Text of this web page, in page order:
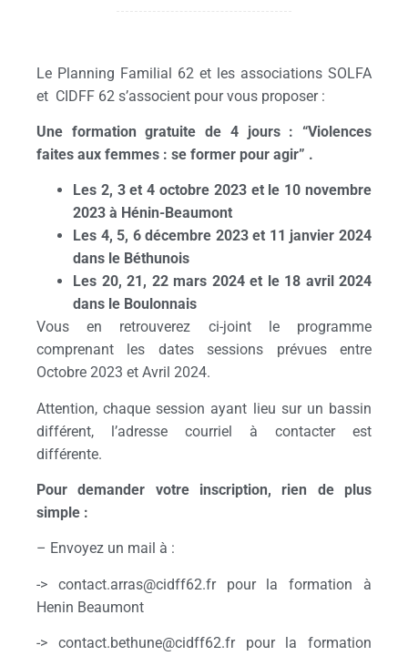
Le Planning Familial 62 et les associations SOLFA
et CIDFF 62 s’associent pour vous proposer :
Une formation gratuite de 4 jours : “Violences
faites aux femmes : se former pour agir” .
Les 2, 3 et 4 octobre 2023 et le 10 novembre
2023 à Hénin-Beaumont
Les 4, 5, 6 décembre 2023 et 11 janvier 2024
dans le Béthunois
Les 20, 21, 22 mars 2024 et le 18 avril 2024
dans le Boulonnais
Vous en retrouverez ci-joint le programme
comprenant les dates sessions prévues entre
Octobre 2023 et Avril 2024.
Attention, chaque session ayant lieu sur un bassin
différent, l’adresse courriel à contacter est
différente.
Pour demander votre inscription, rien de plus
simple :
– Envoyez un mail à :
-> contact.arras@cidff62.fr pour la formation à
Henin Beaumont
-> contact.bethune@cidff62.fr pour la formation